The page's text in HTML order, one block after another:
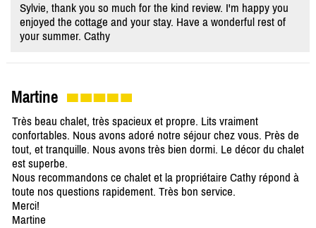
Sylvie, thank you so much for the kind review. I'm happy you
enjoyed the cottage and your stay. Have a wonderful rest of
your summer. Cathy
Martine
Très beau chalet, très spacieux et propre. Lits vraiment
confortables. Nous avons adoré notre séjour chez vous. Près de
tout, et tranquille. Nous avons très bien dormi. Le décor du chalet
est superbe.
Nous recommandons ce chalet et la propriétaire Cathy répond à
toute nos questions rapidement. Très bon service.
Merci!
Martine